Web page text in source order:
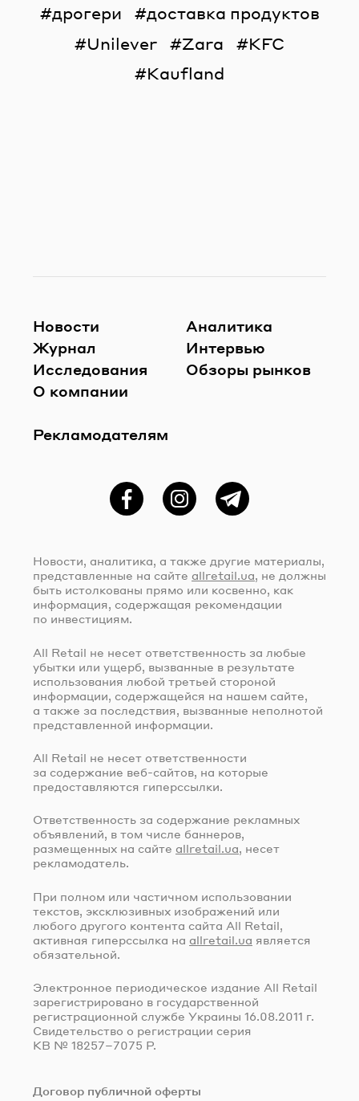
дрогери
доставка продуктов
Unilever
Zara
KFC
Kaufland
Новости
Журнал
Исследования
О компании
Рекламодателям
Аналитика
Интервью
Обзоры рынков
ФейсбукInstagramTelegram
Новости, аналитика, а также другие материалы,
представленные на сайте allretail.ua, не должны
быть истолкованы прямо или косвенно, как
информация, содержащая рекомендации
по инвестициям.
All Retail не несет ответственность за любые
убытки или ущерб, вызванные в результате
использования любой третьей стороной
информации, содержащейся на нашем сайте,
а также за последствия, вызванные неполнотой
представленной информации.
All Retail не несет ответственности
за содержание веб-сайтов, на которые
предоставляются гиперссылки.
Ответственность за содержание рекламных
объявлений, в том числе баннеров,
размещенных на сайте allretail.ua, несет
рекламодатель.
При полном или частичном использовании
текстов, эксклюзивных изображений или
любого другого контента сайта All Retail,
активная гиперссылка на allretail.ua является
обязательной.
Электронное периодическое издание All Retail
зарегистрировано в государственной
регистрационной службе Украины 16.08.2011 г.
Свидетельство о регистрации серия
КВ № 18257–7075 Р.
Договор публичной оферты